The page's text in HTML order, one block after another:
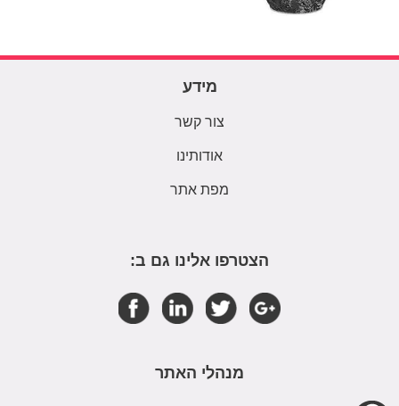
מידע
צור קשר
אודותינו
מפת אתר
הצטרפו אלינו גם ב:
מנהלי האתר